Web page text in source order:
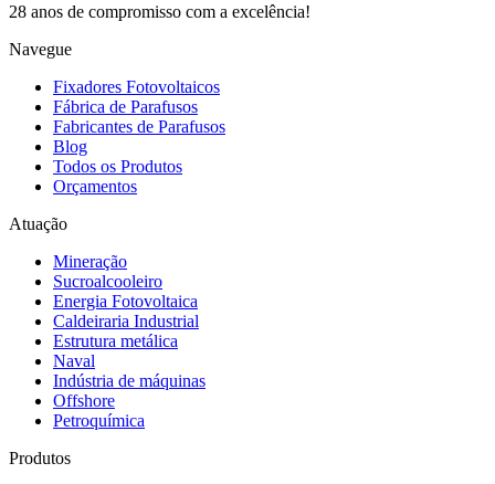
28 anos de compromisso com a excelência!
Navegue
Fixadores Fotovoltaicos
Fábrica de Parafusos
Fabricantes de Parafusos
Blog
Todos os Produtos
Orçamentos
Atuação
Mineração
Sucroalcooleiro
Energia Fotovoltaica
Caldeiraria Industrial
Estrutura metálica
Naval
Indústria de máquinas
Offshore
Petroquímica
Produtos